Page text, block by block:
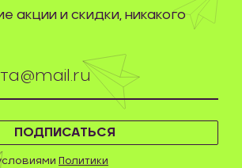
ПОДПИСАТЬСЯ
Политики
акции и скидки, никакого